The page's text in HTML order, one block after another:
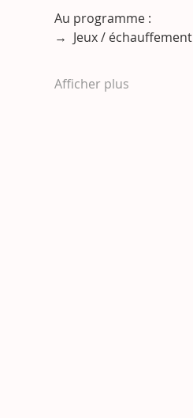
Au programme :
→  Jeux / échauffement
Afficher plus